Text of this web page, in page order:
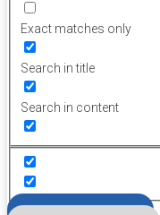
Exact matches only
Search in title
Search in content